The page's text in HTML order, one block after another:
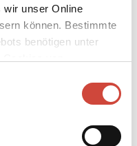
wir unser Online
können. Bestimmte
benötigen unter